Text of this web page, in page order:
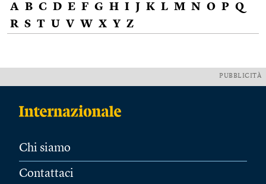
A B C D E F G H I J K L M N O P Q
R S T U V W X Y Z
PUBBLICITÀ
Chi siamo
Contattaci